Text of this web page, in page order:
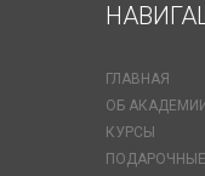
ГЛАВНАЯ
ОБ АКАДЕМИИ
КУРСЫ